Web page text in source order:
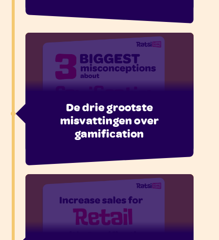
De drie grootste
misvattingen over
gamification